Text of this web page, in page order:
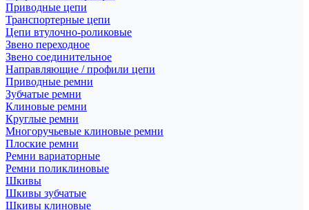
Приводные цепи
Транспортерные цепи
Цепи втулочно-роликовые
Звено переходное
Звено соединительное
Направляющие / профили цепи
Приводные ремни
Зубчатые ремни
Клиновые ремни
Круглые ремни
Многоручьевые клиновые ремни
Плоские ремни
Ремни вариаторные
Ремни поликлиновые
Шкивы
Шкивы зубчатые
Шкивы клиновые